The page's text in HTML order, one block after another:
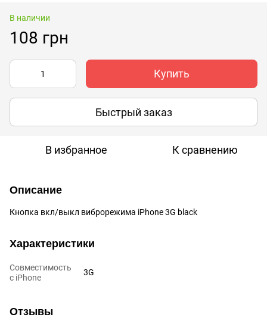
В наличии
108 грн
Купить
Быстрый заказ
В избранное К сравнению
Описание
Кнопка вкл/выкл виброрежима iPhone 3G black
Характеристики
Совместимость
с iPhone
3G
Отзывы